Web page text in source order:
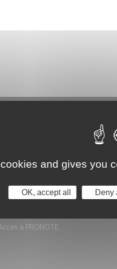
à PRONOTE
and gives you
OK, accept all Deny